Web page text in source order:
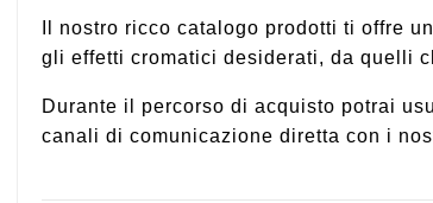
Il nostro ricco catalogo prodotti ti offre
gli effetti cromatici desiderati, da quelli
Durante il percorso di acquisto potrai
canali di comunicazione diretta con i